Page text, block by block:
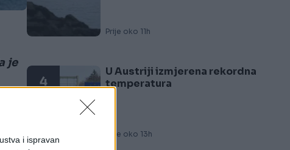
i ispravan
je
Prije oko 11h
4
U Austriji izmjerena rekordna
temperatura
Prije oko 13h